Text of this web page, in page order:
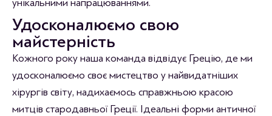
унікальними напрацюваннями.
Удосконалюємо свою
майстерність
Кожного року наша команда відвідує Грецію, де ми
удосконалюємо своє мистецтво у найвидатніших
хірургів світу, надихаємось справжньою красою
митців стародавньої Греції. Ідеальні форми античної